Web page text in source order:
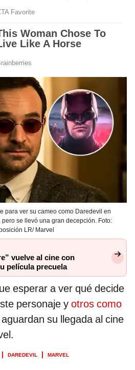
para ver su cameo como Daredevil en
se llevó una gran decepción. Foto:
LR/ Marvel
vuelve al cine con
película precuela
esperar a ver qué decide
personaje y otros como
su llegada al cine
DAREDEVIL MARVEL